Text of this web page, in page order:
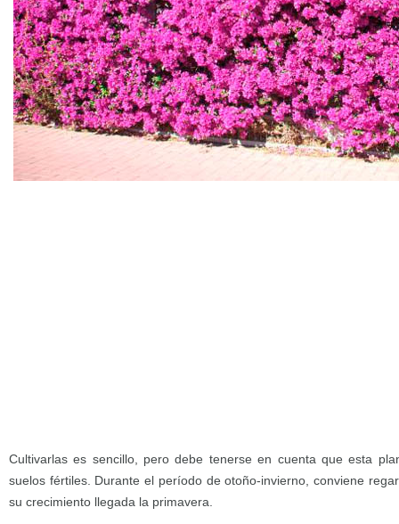
Cultivarlas es sencillo, pero debe tenerse en cuenta que esta
suelos fértiles. Durante el período de otoño-invierno, conviene
su crecimiento llegada la primavera.